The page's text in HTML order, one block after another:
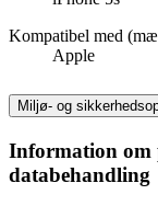
Kompatibel med
Apple
Miljø- og
Information om
databehandling